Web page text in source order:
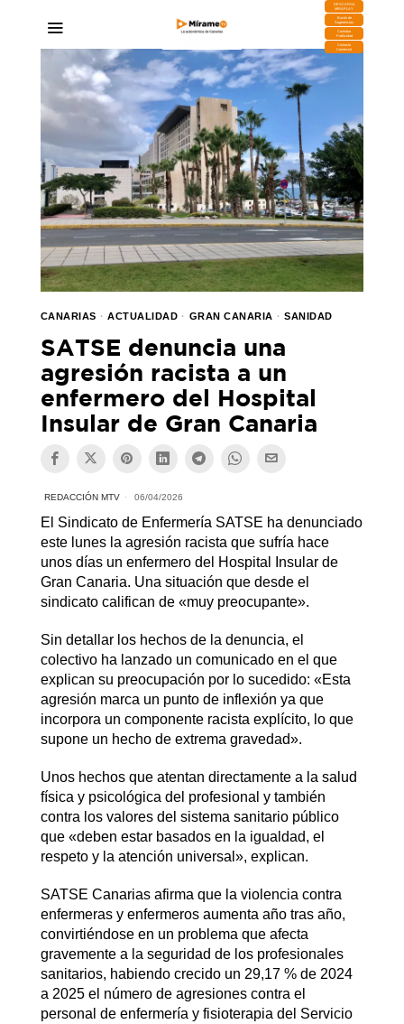
DESCARGA
MIRAPLAY
Buzón de
Sugerencias
Contratar
Publicidad
Contacto
Comercial
CANARIAS · ACTUALIDAD · GRAN CANARIA · SANIDAD
SATSE denuncia una
agresión racista a un
enfermero del Hospital
Insular de Gran Canaria
REDACCIÓN MTV 06/04/2026
El Sindicato de Enfermería SATSE ha denunciado
este lunes la agresión racista que sufría hace
unos días un enfermero del Hospital Insular de
Gran Canaria. Una situación que desde el
sindicato califican de «muy preocupante».
Sin detallar los hechos de la denuncia, el
colectivo ha lanzado un comunicado en el que
explican su preocupación por lo sucedido: «Esta
agresión marca un punto de inflexión ya que
incorpora un componente racista explícito, lo que
supone un hecho de extrema gravedad».
Unos hechos que atentan directamente a la salud
física y psicológica del profesional y también
contra los valores del sistema sanitario público
que «deben estar basados en la igualdad, el
respeto y la atención universal», explican.
SATSE Canarias afirma que la violencia contra
enfermeras y enfermeros aumenta año tras año,
convirtiéndose en un problema que afecta
gravemente a la seguridad de los profesionales
sanitarios, habiendo crecido un 29,17 % de 2024
a 2025 el número de agresiones contra el
personal de enfermería y fisioterapia del Servicio